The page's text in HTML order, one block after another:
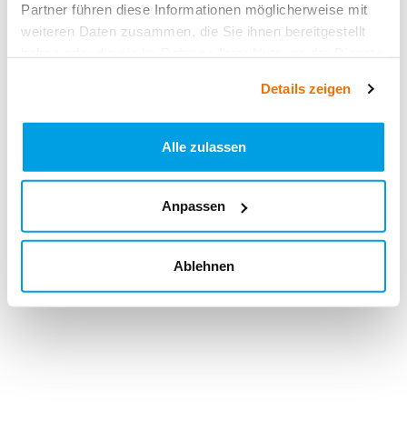
Partner führen diese Informationen möglicherweise mit
weiteren Daten zusammen, die Sie ihnen bereitgestellt
Details zeigen
Alle zulassen
Anpassen
Ablehnen